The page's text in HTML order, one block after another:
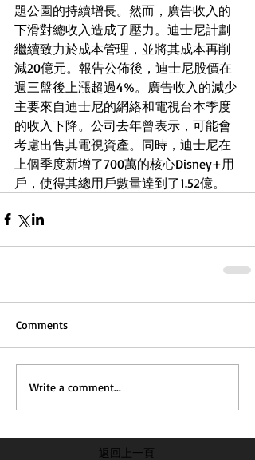
題公園的持續增長。然而，廣告收入的
下滑對總收入造成了壓力。迪士尼計劃
繼續致力於成本管理，並將其成本再削
減20億元。報告公佈後，迪士尼股價在
週三盤後上漲超過4%。廣告收入的減少
主要來自迪士尼的網絡和電視台本季度
的收入下降。公司去年曾表示，可能會
考慮出售其電視資產。同時，迪士尼在
上個季度新增了700萬的核心Disney+用
戶，使得其總用戶數量達到了1.52億。
Comments
Write a comment...
返回上一頁